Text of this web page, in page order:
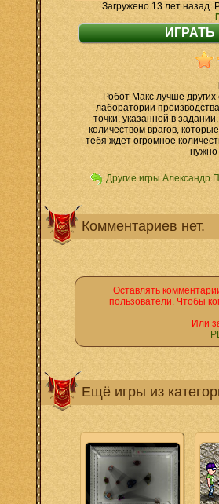
Загружено 13 лет назад.
Робот Макс лучше
лаборатории
точки, указанной в
количеством врагов,
тебя ждет огромное
нужно
Другие игры Александр
Комментариев нет.
Оставлять
пользователи. Чтобы
Или
Ещё игры из